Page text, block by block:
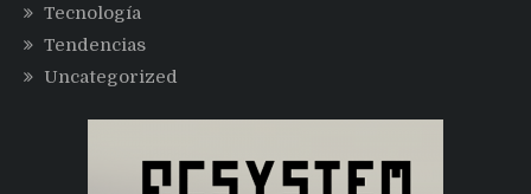
Tecnología
Tendencias
Uncategorized